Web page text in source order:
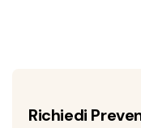
Richiedi